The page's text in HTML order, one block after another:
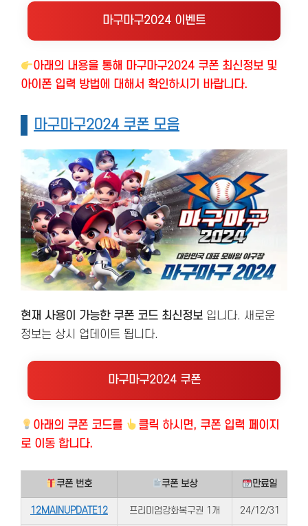
마구마구2024 이벤트
아래의 내용을 통해 마구마구2024 쿠폰 최신정보 및
아이폰 입력 방법에 대해서 확인하시기 바랍니다.
마구마구2024 쿠폰 모음
현재 사용이 가능한 쿠폰 코드 최신정보 입니다. 새로운
정보는 상시 업데이트 됩니다.
마구마구2024 쿠폰
아래의 쿠폰 코드를
클릭 하시면, 쿠폰 입력 페이지
로 이동 합니다.
쿠폰 번호 쿠폰 보상 만료일
12MAINUPDATE12 프리미엄강화복구권 1개 24/12/31